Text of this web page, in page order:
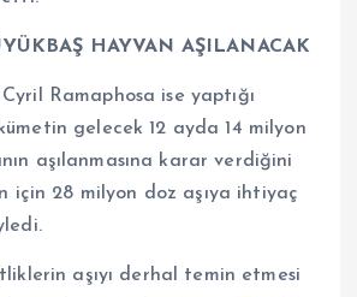
HAYVAN AŞILANACAK
Ramaphosa ise yaptığı
gelecek 12 ayda 14 milyon
aşılanmasına karar verdiğini
için 28 milyon doz aşıya ihtiyaç
aşıyı derhal temin etmesi